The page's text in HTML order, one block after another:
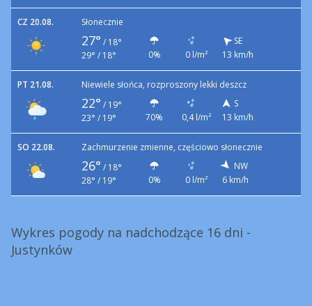
CZ 20.08. Słonecznie
27° / 18°
29° / 18°
0% 0 l/m²
SE
13 km/h
PT 21.08. Niewiele słońca, rozproszony lekki deszcz
22° / 19°
23° / 19°
70% 0,4 l/m²
S
13 km/h
SO 22.08. Zachmurzenie zmienne, częściowo słonecznie
26° / 18°
28° / 19°
0% 0 l/m²
NW
6 km/h
Wykres pogody na nadchodzące 16 dni -
Justynków